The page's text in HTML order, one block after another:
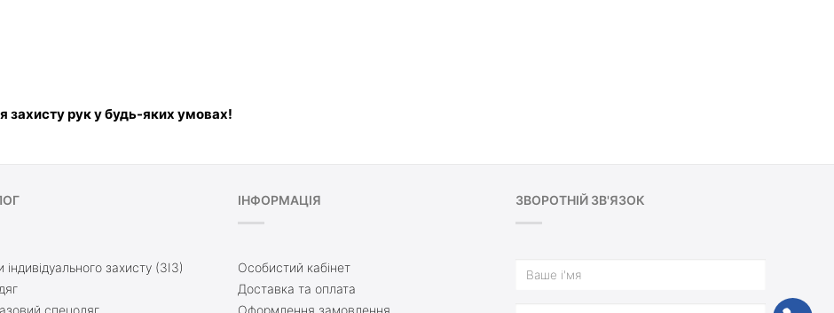
захисту рук у будь-яких умовах!
індивідуального захисту (ЗІЗ)
ІНФОРМАЦІЯ
Особистий кабінет
Доставка та оплата
ЗВОРОТНІЙ ЗВ'ЯЗОК
ph